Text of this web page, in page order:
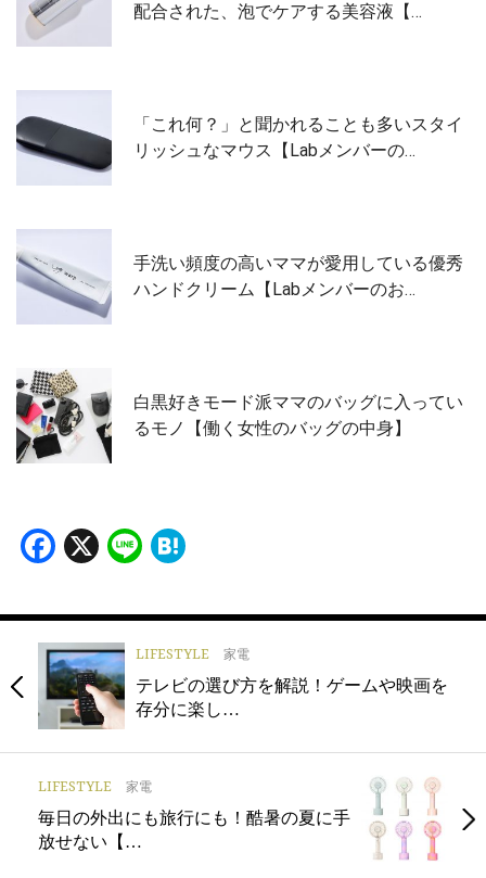
配合された、泡でケアする美容液【…
「これ何？」と聞かれることも多いスタイ
リッシュなマウス【Labメンバーの…
手洗い頻度の高いママが愛用している優秀
ハンドクリーム【Labメンバーのお…
白黒好きモード派ママのバッグに入ってい
るモノ【働く女性のバッグの中身】
Facebook
X Line
LIFESTYLE 家電
テレビの選び方を解説！ゲームや映画を
存分に楽し…
LIFESTYLE 家電
毎日の外出にも旅行にも！酷暑の夏に手
放せない【…